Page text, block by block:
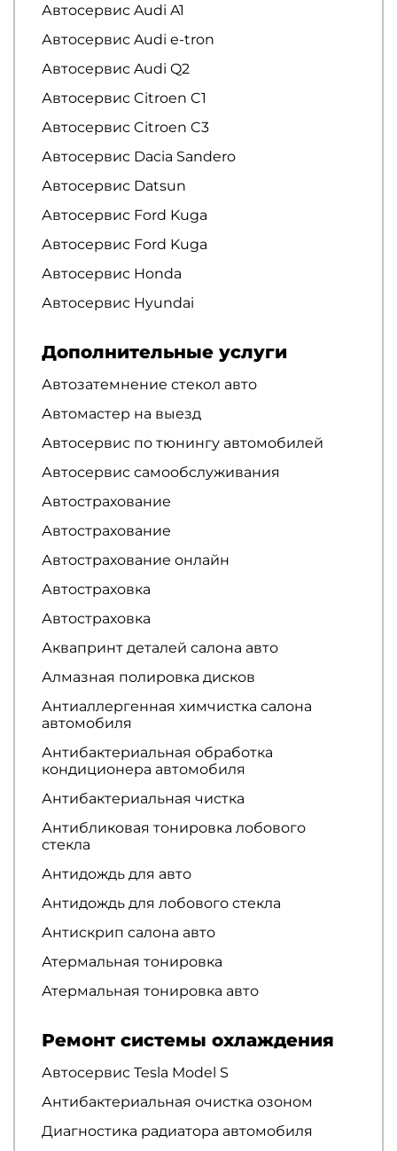
Автосервис Audi A1
Автосервис Audi e-tron
Автосервис Audi Q2
Автосервис Citroen C1
Автосервис Citroen C3
Автосервис Dacia Sandero
Автосервис Datsun
Автосервис Ford Kuga
Автосервис Ford Kuga
Автосервис Honda
Автосервис Hyundai
Дополнительные услуги
Автозатемнение стекол авто
Автомастер на выезд
Автосервис по тюнингу автомобилей
Автосервис самообслуживания
Автострахование
Автострахование
Автострахование онлайн
Автостраховка
Автостраховка
Аквапринт деталей салона авто
Алмазная полировка дисков
Антиаллергенная химчистка салона
автомобиля
Антибактериальная обработка
кондиционера автомобиля
Антибактериальная чистка
Антибликовая тонировка лобового
стекла
Антидождь для авто
Антидождь для лобового стекла
Антискрип салона авто
Атермальная тонировка
Атермальная тонировка авто
Ремонт системы охлаждения
Автосервис Tesla Model S
Антибактериальная очистка озоном
Диагностика радиатора автомобиля